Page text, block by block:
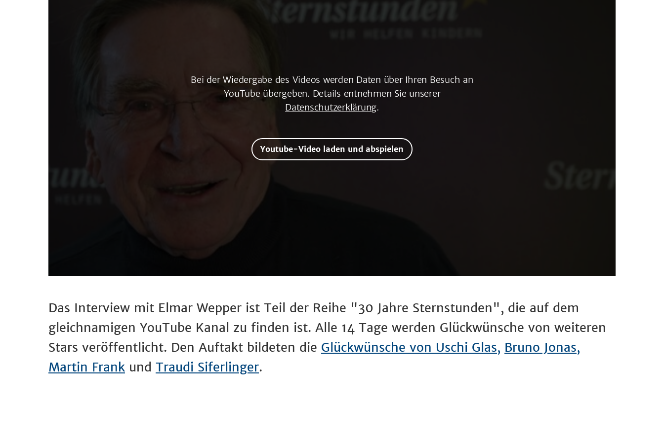
Bei der Wiedergabe des Videos werden Daten über Ihren Besuch an
YouTube übergeben. Details entnehmen Sie unserer
Datenschutzerklärung.
Youtube-Video laden und abspielen
Das Interview mit Elmar Wepper ist Teil der Reihe "30 Jahre Sternstunden", die auf dem
gleichnamigen YouTube Kanal zu finden ist. Alle 14 Tage werden Glückwünsche von weiteren
Stars veröffentlicht. Den Auftakt bildeten die Glückwünsche von Uschi Glas, Bruno Jonas,
Martin Frank und Traudi Siferlinger.